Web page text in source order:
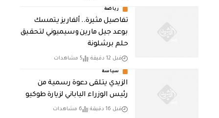
رياضة
تفاصيل مثيرة.. ألفاريز يتمسك
بوعد جيل مارين وسيميوني لتحقيق
حلم برشلونة
قبل 12 دقيقة 5 مشاهدات
سياسة
الزيدي يتلقى دعوة رسمية من
رئيس الوزراء الياباني لزيارة طوكيو
قبل 16 دقيقة 6 مشاهدات